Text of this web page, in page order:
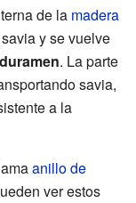
de la madera
y se vuelve
duramen. La parte
savia,
a la
anillo de
ver estos